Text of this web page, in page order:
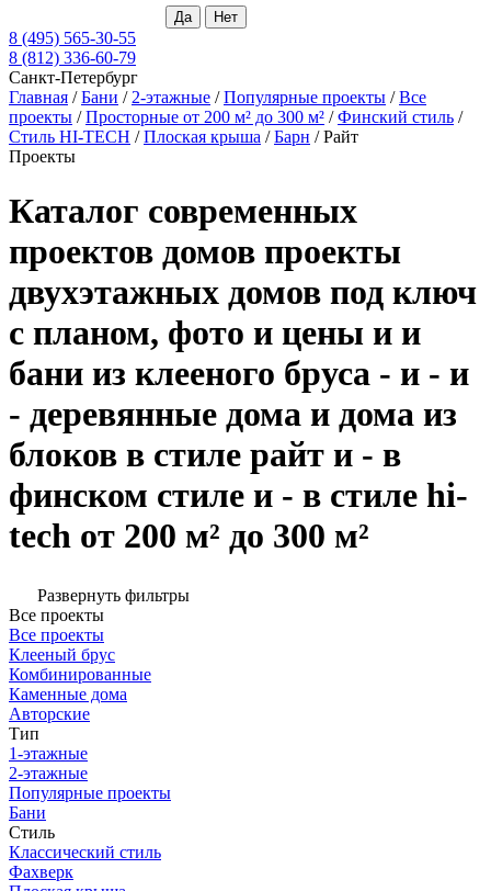
8 (495) 565-30-55
8 (812) 336-60-79
Санкт-Петербург
Главная /Бани / 2-этажные /Популярные проекты /Все
проекты /Просторные от 200 м² до 300 м² /Финский стиль /
Стиль HI-TECH /Плоская крыша /Барн /Райт
Проекты
Каталог современных
проектов домов проекты
двухэтажных домов под ключ
с планом, фото и цены и и
бани из клееного бруса - и - и
- деревянные дома и дома из
блоков в стиле райт и - в
финском стиле и - в стиле hi-
tech от 200 м² до 300 м²
Развернуть фильтры
Все проекты
Все проекты
Клееный брус
Комбинированные
Каменные дома
Авторские
Тип
1-этажные
2-этажные
Популярные проекты
Бани
Стиль
Классический стиль
Фахверк